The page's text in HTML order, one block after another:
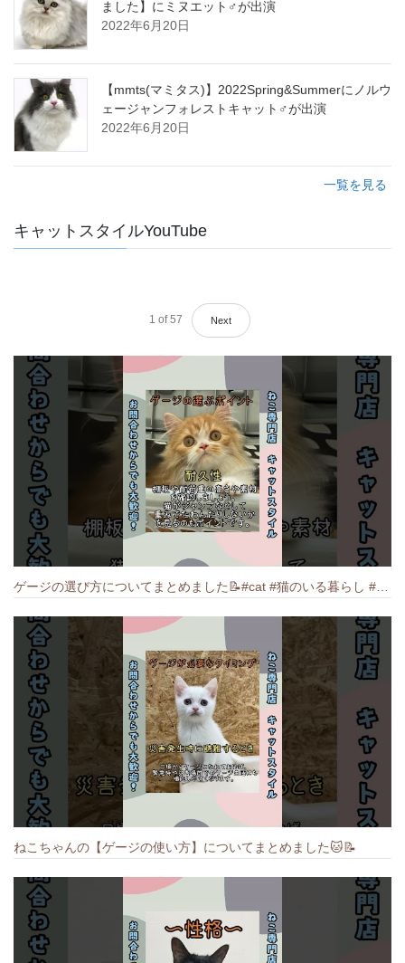
ました】にミヌエット♂が出演
2022年6月20日
【mmts(マミタス)】2022Spring&Summerにノルウ
ェージャンフォレストキャット♂が出演
2022年6月20日
一覧を見る
キャットスタイルYouTube
1 of 57 Next
ねこちゃんの【ゲージの使い方】についてまとめました️🐱📝